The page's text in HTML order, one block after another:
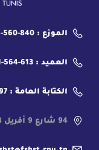
الموزع : 840-560-71 216+
العميد : 613-564-71 216+
الكتابة العامة : 797-564-71 216+
94 شارع 9 أفريل 1938، 1007 تونس